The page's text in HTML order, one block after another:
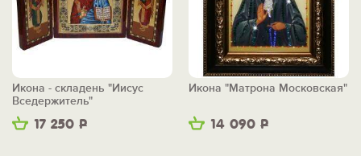
17 250 Р
Икона - складень "Иисус
Вседержитель"
14 090 Р
Икона "Матрона Московская"